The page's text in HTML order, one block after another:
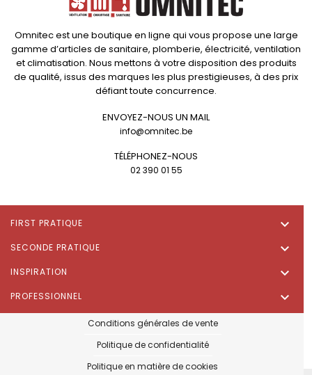
Omnitec est une boutique en ligne qui vous propose une large
gamme d’articles de sanitaire, plomberie, électricité, ventilation
et climatisation. Nous mettons à votre disposition des produits
de qualité, issus des marques les plus prestigieuses, à des prix
défiant toute concurrence.
ENVOYEZ-NOUS UN MAIL
info@omnitec.be
TÉLÉPHONEZ-NOUS
02 390 01 55
FIRST PRATIQUE 
SECONDE PRATIQUE 
INSPIRATION 
PROFESSIONNEL 
Conditions générales de vente
Politique de confidentialité
Politique en matière de cookies